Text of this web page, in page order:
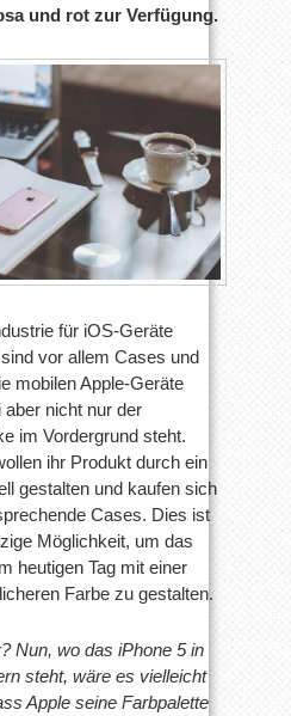
und rot zur Verfügung.
für iOS-Geräte
vor allem Cases und
mobilen Apple-Geräte
aber nicht nur der
im Vordergrund steht.
ihr Produkt durch ein
gestalten und kaufen sich
Cases. Dies ist
Möglichkeit, um das
heutigen Tag mit einer
Farbe zu gestalten.
Nun, wo das iPhone 5 in
steht, wäre es vielleicht
Apple seine Farbpalette